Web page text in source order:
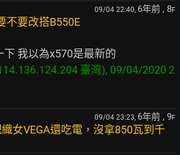
09/04 22:40, 6年前 , 8F
不要改搭B550E
臺灣), 09/04/2020 2
09/04 23:23, 6年前 , 9F
女VEGA還吃電，沒拿850瓦到千